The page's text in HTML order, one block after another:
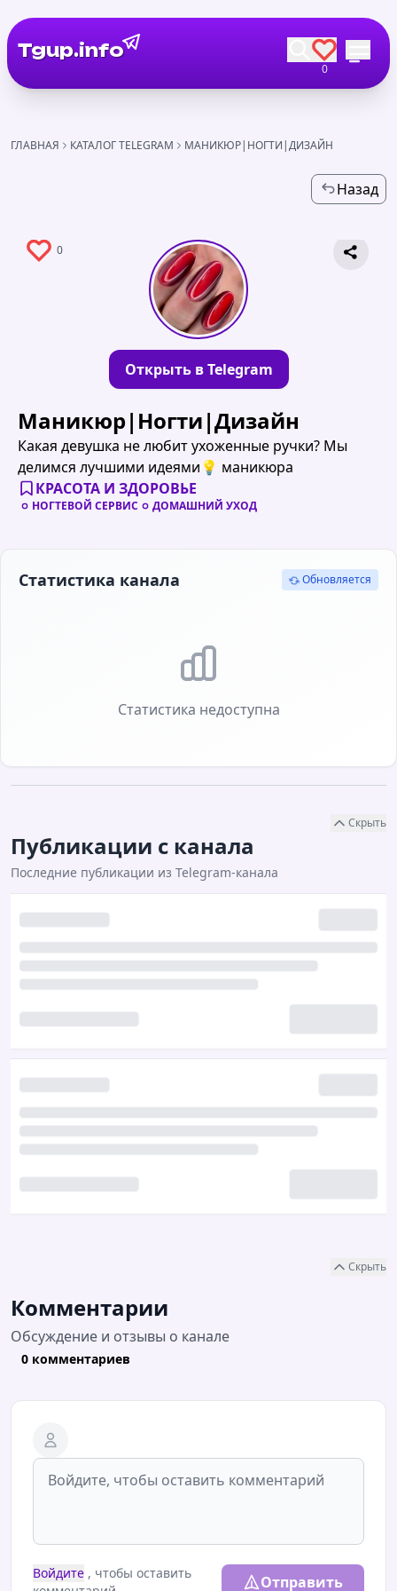
Tgup.info
0
ГЛАВНАЯ КАТАЛОГ TELEGRAM МАНИКЮР|НОГТИ|ДИЗАЙН
Назад
0
Открыть в Telegram
Маникюр|Ногти|Дизайн
Какая девушка не любит ухоженные ручки? Мы
делимся лучшими идеями💡 маникюра
КРАСОТА И ЗДОРОВЬЕ
НОГТЕВОЙ СЕРВИС ДОМАШНИЙ УХОД
Статистика канала Обновляется
Статистика недоступна
Скрыть
Комментарии
Обсуждение и отзывы о канале
0 комментариев
Войдите , чтобы оставить
Отправить
Скрыть
Публикации с канала
Последние публикации из Telegram-канала